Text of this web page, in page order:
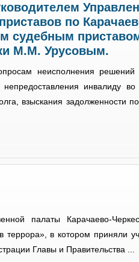
по
судебным
М.М. Урусовым.
неисполнения решений
инвалиду во
взыскания задолженности
палаты Карачаево-
террора», в котором приняли
Главы и Правительства ...